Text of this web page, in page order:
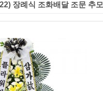
장례식 조화배달 조문 추모